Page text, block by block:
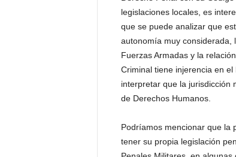
legislaciones locales, es
que se puede analizar que
autonomía muy considerada,
Fuerzas Armadas y la
Criminal tiene injerencia en
interpretar que la jurisdicción
de Derechos Humanos.
Podríamos mencionar que la
tener su propia legislación